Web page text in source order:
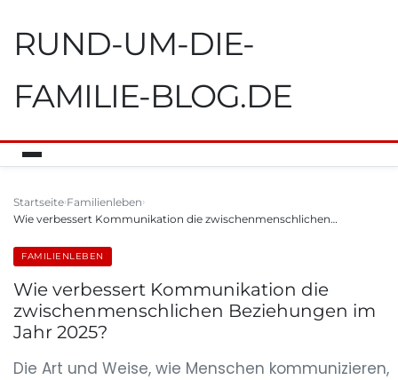
RUND-UM-DIE-
FAMILIE-BLOG.DE
Startseite Familienleben
Wie verbessert Kommunikation die zwischenmenschlichen…
FAMILIENLEBEN
Wie verbessert Kommunikation die
zwischenmenschlichen Beziehungen im
Jahr 2025?
Die Art und Weise, wie Menschen kommunizieren,